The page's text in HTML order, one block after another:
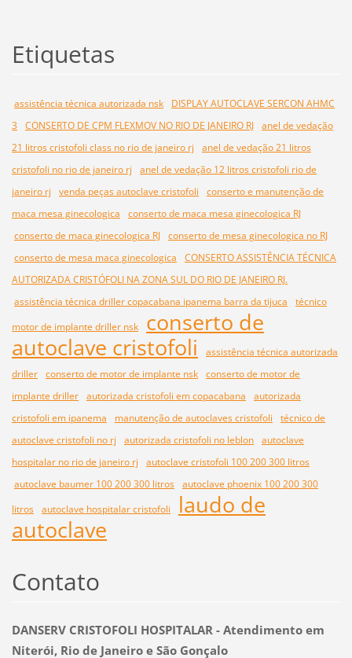
Etiquetas
assistência técnica autorizada nsk
DISPLAY AUTOCLAVE SERCON AHMC
3 CONSERTO DE CPM FLEXMOV NO RIO DE JANEIRO RJ anel de vedação
21 litros cristofoli class no rio de janeiro rj
anel de vedação 21 litros
cristofoli no rio de janeiro rj
anel de vedação 12 litros cristofoli rio de
janeiro rj
venda peças autoclave cristofoli
conserto e manutenção de
maca mesa ginecologica
conserto de maca mesa ginecologica RJ
conserto de maca ginecologica RJ conserto de mesa ginecologica no RJ
conserto de mesa maca ginecologica
CONSERTO ASSISTÊNCIA TÉCNICA
AUTORIZADA CRISTÓFOLI NA ZONA SUL DO RIO DE JANEIRO RJ.
assistência técnica driller copacabana ipanema barra da tijuca
técnico
motor de implante driller nsk
conserto de
autoclave cristofoli
assistência técnica autorizada
driller conserto de motor de implante nsk conserto de motor de
implante driller autorizada cristofoli em copacabana
autorizada
cristofoli em ipanema
manutenção de autoclaves cristofoli
técnico de
autoclave cristofoli no rj
autorizada cristofoli no leblon autoclave
hospitalar no rio de janeiro rj
autoclave cristofoli 100 200 300 litros
autoclave baumer 100 200 300 litros autoclave phoenix 100 200 300
litros autoclave hospitalar cristofoli
laudo de
autoclave
Contato
DANSERV CRISTOFOLI HOSPITALAR - Atendimento em
Niterói, Rio de Janeiro e São Gonçalo